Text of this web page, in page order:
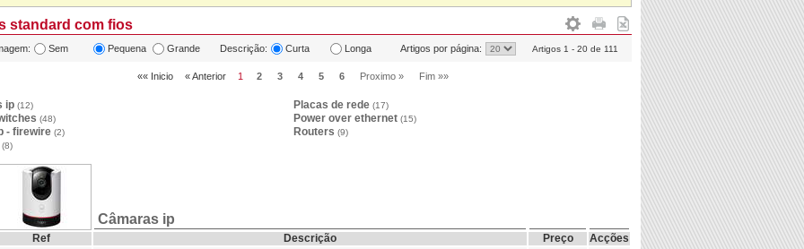
standard com fios
Sem Pequena Grande Descrição: Curta Longa Artigos por página: Artigos 1 - 20 de 111
«« Inicio « Anterior 1 2 3 4 5 6 Proximo » Fim »»
ip (12)
(48)
- firewire (2)
(8)
Placas de rede (17)
Power over ethernet (15)
Routers (9)
Câmaras ip
Ref Descrição Preço Acções